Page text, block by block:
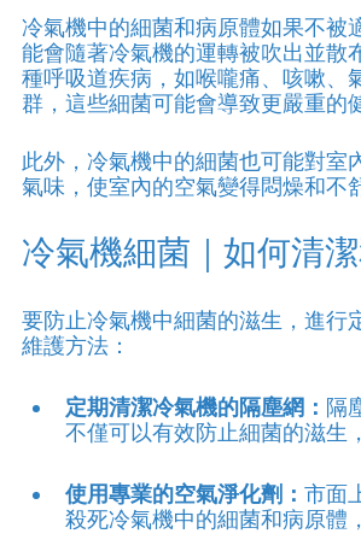
冷氣機中的細菌和病原體如果不被
能會隨著冷氣機的運轉被吹出並散
種呼吸道疾病，如喉嚨痛、咳嗽、
群，這些細菌可能會導致更嚴重的
此外，冷氣機中的細菌也可能對室
氣味，使室內的空氣變得悶燥和不
冷氣機細菌｜如何清
要防止冷氣機中細菌的滋生，進行
維護方法：
定期清潔冷氣機的隔塵網： 隔
不僅可以有效防止細菌的滋生
使用專業的空氣淨化劑： 市面
殺死冷氣機中的細菌和病原體